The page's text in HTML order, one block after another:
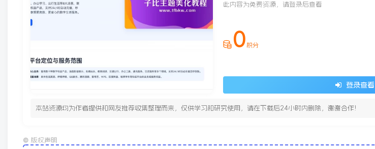
此内容为免费资源，请登录后查看
0 积分
登录查看
本站资源均为作者提供和网友推荐收集整理而来，仅供学习和研究使用，请在下载后24小时内删除，谢谢合作!
© 版权声明